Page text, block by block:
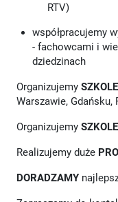
RTV)
współpracujemy
- fachowcami i
dziedzinach
Organizujemy
Warszawie, Gdańsku,
Organizujemy
Realizujemy duże
DORADZAMY